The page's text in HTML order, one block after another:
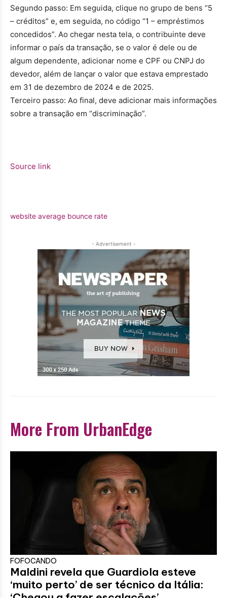
Segundo passo: Em seguida, clique no grupo de bens “5
– créditos” e, em seguida, no código “1 – empréstimos
concedidos”. Ao chegar nesta tela, o contribuinte deve
informar o país da transação, se o valor é dele ou de
algum dependente, adicionar nome e CPF ou CNPJ do
devedor, além de lançar o valor que estava emprestado
em 31 de dezembro de 2024 e de 2025.
Terceiro passo: Ao final, deve adicionar mais informações
sobre a transação em “discriminação”.
Source link
website average bounce rate
- Advertisement -
More From UrbanEdge
FOFOCANDO
Maldini revela que Guardiola esteve
‘muito perto’ de ser técnico da Itália: